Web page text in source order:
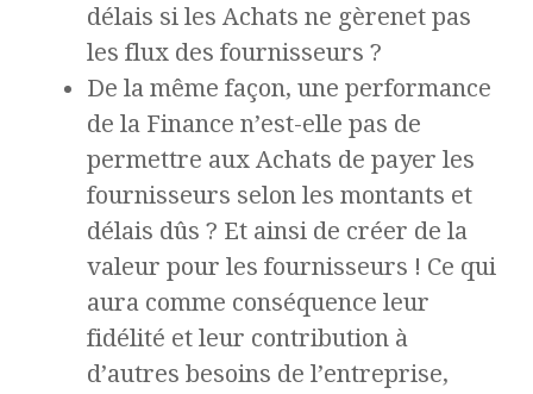
délais si les Achats ne gèrenet pas
les flux des fournisseurs ?
De la même façon, une performance
de la Finance n’est-elle pas de
permettre aux Achats de payer les
fournisseurs selon les montants et
délais dûs ? Et ainsi de créer de la
valeur pour les fournisseurs ! Ce qui
aura comme conséquence leur
fidélité et leur contribution à
d’autres besoins de l’entreprise,